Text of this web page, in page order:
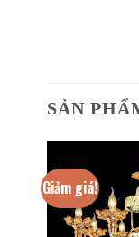
SẢN
Giảm giá!